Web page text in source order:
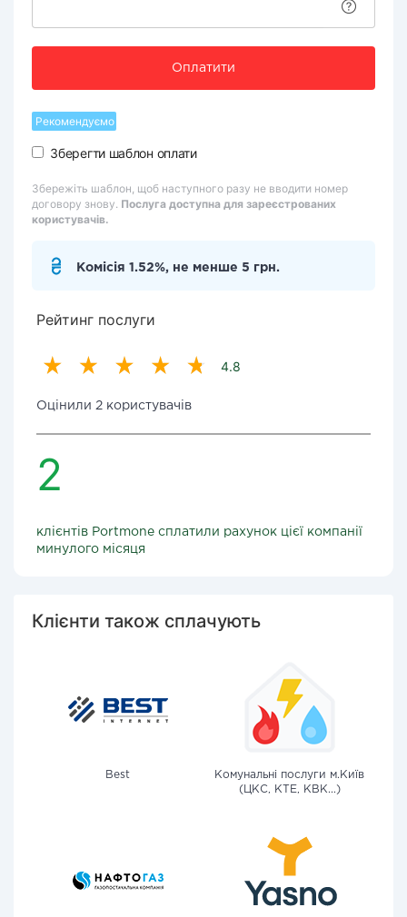
Оплатити
Рекомендуємо
Зберегти шаблон оплати
Збережіть шаблон, щоб наступного разу не вводити номер
договору знову. Послуга доступна для зареєстрованих
користувачів.
Комісія 1.52%, не менше 5 грн.
Рейтинг послуги
4.8
Оцінили 2 користувачів
2
клієнтів Portmone сплатили рахунок цієї компанії
минулого місяця
Клієнти також сплачують
Best
Комунальні послуги м.Київ
(ЦКС, КТЕ, КВК...)